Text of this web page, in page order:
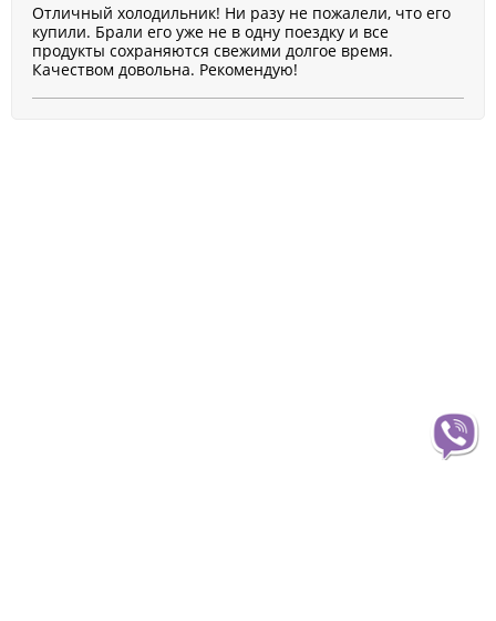
Отличный холодильник! Ни разу не пожалели, что его
купили. Брали его уже не в одну поездку и все
продукты сохраняются свежими долгое время.
Качеством довольна. Рекомендую!